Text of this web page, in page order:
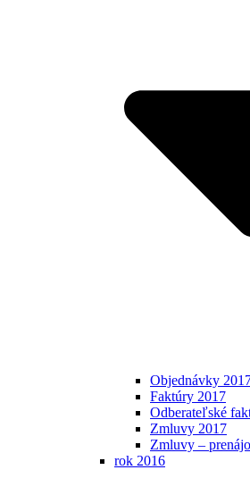
Objednávky
Faktúry 2017
Odberateľské
Zmluvy 2017
Zmluvy –
rok 2016